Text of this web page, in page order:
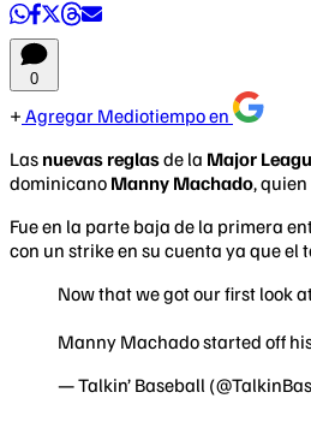
0
Agregar Mediotiempo en
Las nuevas reglasde la Major
dominicano Manny Machado,
Fue en la parte baja de la primera
con un strike en su cuenta ya que el
Now that we got our first look
Manny Machado started off
— Talkin’ Baseball